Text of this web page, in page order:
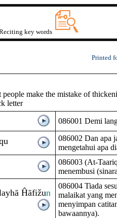
key words
Printed
people make the mistake of
letter
086001 Demi
u
086002 Dan apa
mengetahui apa
086003 (At-
menembusi
Ĥāfižun
086004 Tiada
malaikat yang
menyimpan
bawaannya).